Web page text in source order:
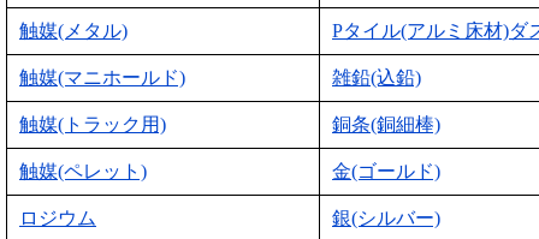
触媒(メタル) Pタイル(アルミ床材)ダ
触媒(マニホールド) 雑鉛(込鉛)
触媒(トラック用) 銅条(銅細棒)
触媒(ペレット) 金(ゴールド)
ロジウム 銀(シルバー)